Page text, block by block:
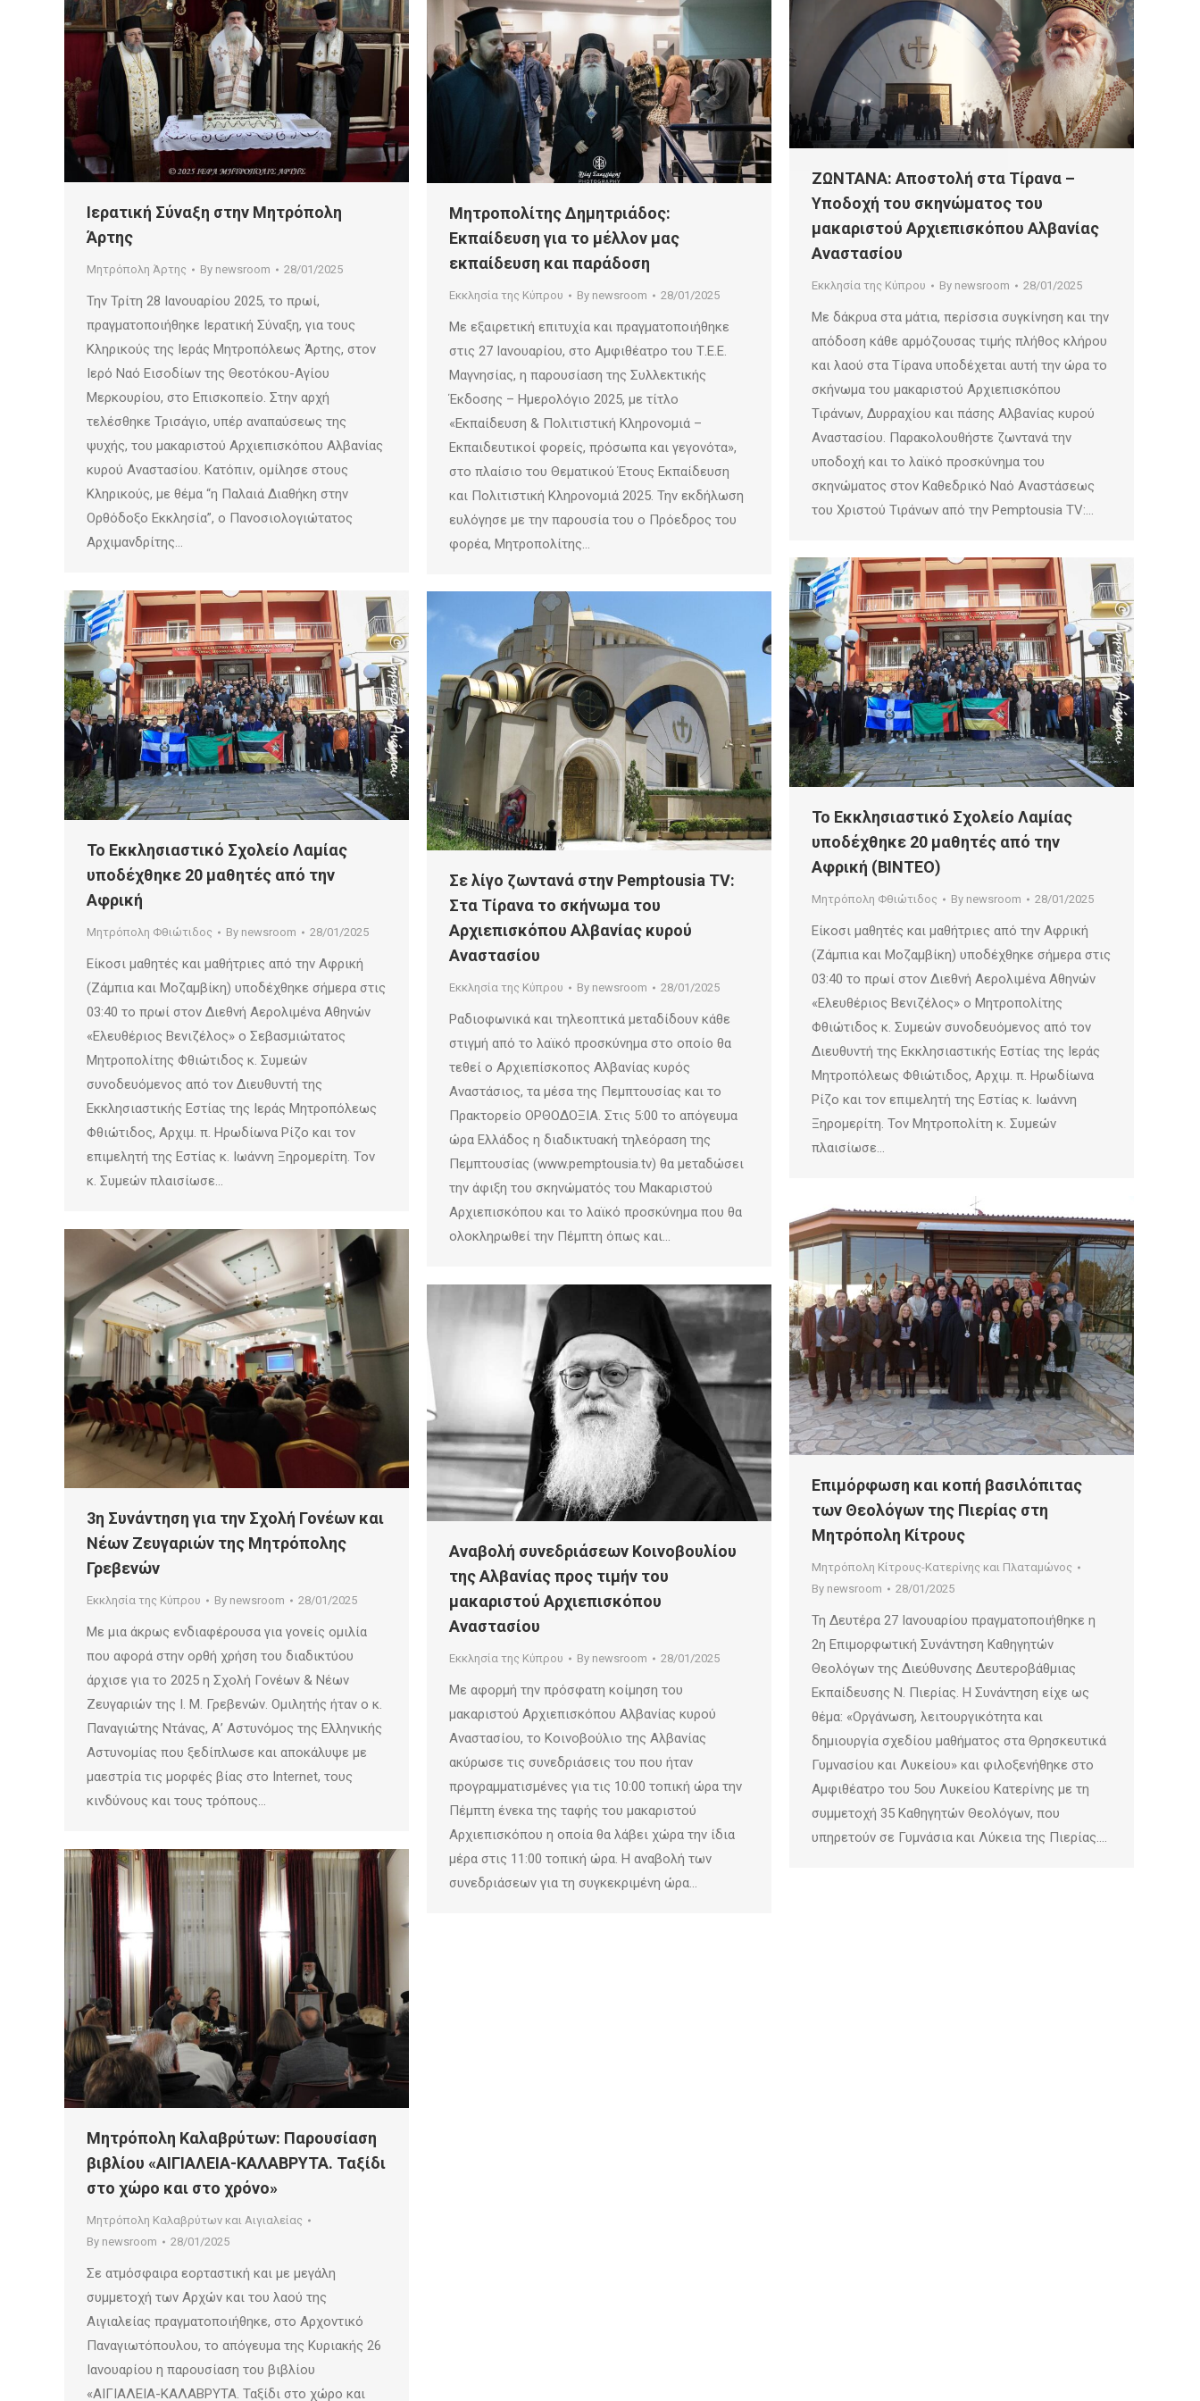
Ιερατική Σύναξη στην Μητρόπολη
Άρτης
Μητρόπολη Άρτης By newsroom 28/01/2025
Την Τρίτη 28 Ιανουαρίου 2025, το πρωί,
πραγματοποιήθηκε Ιερατική Σύναξη, για τους
Κληρικούς της Ιεράς Μητροπόλεως Άρτης, στον
Ιερό Ναό Εισοδίων της Θεοτόκου-Αγίου
Μερκουρίου, στο Επισκοπείο. Στην αρχή
τελέσθηκε Τρισάγιο, υπέρ αναπαύσεως της
ψυχής, του μακαριστού Αρχιεπισκόπου Αλβανίας
κυρού Αναστασίου. Κατόπιν, ομίλησε στους
Κληρικούς, με θέμα “η Παλαιά Διαθήκη στην
Ορθόδοξο Εκκλησία”, ο Πανοσιολογιώτατος
Αρχιμανδρίτης…
Μητροπολίτης Δημητριάδος:
Εκπαίδευση για το μέλλον μας
εκπαίδευση και παράδοση
Εκκλησία της Κύπρου By newsroom 28/01/2025
Με εξαιρετική επιτυχία και πραγματοποιήθηκε
στις 27 Ιανουαρίου, στο Αμφιθέατρο του Τ.Ε.Ε.
Μαγνησίας, η παρουσίαση της Συλλεκτικής
Έκδοσης – Ημερολόγιο 2025, με τίτλο
«Εκπαίδευση & Πολιτιστική Κληρονομιά –
Εκπαιδευτικοί φορείς, πρόσωπα και γεγονότα»,
στο πλαίσιο του Θεματικού Έτους Εκπαίδευση
και Πολιτιστική Κληρονομιά 2025. Την εκδήλωση
ευλόγησε με την παρουσία του ο Πρόεδρος του
φορέα, Μητροπολίτης…
ΖΩΝΤΑΝΑ: Αποστολή στα Τίρανα –
Υποδοχή του σκηνώματος του
μακαριστού Αρχιεπισκόπου Αλβανίας
Αναστασίου
Εκκλησία της Κύπρου By newsroom 28/01/2025
Με δάκρυα στα μάτια, περίσσια συγκίνηση και την
απόδοση κάθε αρμόζουσας τιμής πλήθος κλήρου
και λαού στα Τίρανα υποδέχεται αυτή την ώρα το
σκήνωμα του μακαριστού Αρχιεπισκόπου
Τιράνων, Δυρραχίου και πάσης Αλβανίας κυρού
Αναστασίου. Παρακολουθήστε ζωντανά την
υποδοχή και το λαϊκό προσκύνημα του
σκηνώματος στον Καθεδρικό Ναό Αναστάσεως
του Χριστού Τιράνων από την Pemptousia TV:…
Το Εκκλησιαστικό Σχολείο Λαμίας
υποδέχθηκε 20 μαθητές από την
Αφρική (ΒΙΝΤΕΟ)
Μητρόπολη Φθιώτιδος By newsroom 28/01/2025
Είκοσι μαθητές και μαθήτριες από την Αφρική
(Ζάμπια και Μοζαμβίκη) υποδέχθηκε σήμερα στις
03:40 το πρωί στον Διεθνή Αερολιμένα Αθηνών
«Ελευθέριος Βενιζέλος» ο Μητροπολίτης
Φθιώτιδος κ. Συμεών συνοδευόμενος από τον
Διευθυντή της Εκκλησιαστικής Εστίας της Ιεράς
Μητροπόλεως Φθιώτιδος, Αρχιμ. π. Ηρωδίωνα
Ρίζο και τον επιμελητή της Εστίας κ. Ιωάννη
Ξηρομερίτη. Τον Μητροπολίτη κ. Συμεών
πλαισίωσε…
Το Εκκλησιαστικό Σχολείο Λαμίας
υποδέχθηκε 20 μαθητές από την
Αφρική
Μητρόπολη Φθιώτιδος By newsroom 28/01/2025
Είκοσι μαθητές και μαθήτριες από την Αφρική
(Ζάμπια και Μοζαμβίκη) υποδέχθηκε σήμερα στις
03:40 το πρωί στον Διεθνή Αερολιμένα Αθηνών
«Ελευθέριος Βενιζέλος» ο Σεβασμιώτατος
Μητροπολίτης Φθιώτιδος κ. Συμεών
συνοδευόμενος από τον Διευθυντή της
Εκκλησιαστικής Εστίας της Ιεράς Μητροπόλεως
Φθιώτιδος, Αρχιμ. π. Ηρωδίωνα Ρίζο και τον
επιμελητή της Εστίας κ. Ιωάννη Ξηρομερίτη. Τον
κ. Συμεών πλαισίωσε…
Σε λίγο ζωντανά στην Pemptousia TV:
Στα Τίρανα το σκήνωμα του
Αρχιεπισκόπου Αλβανίας κυρού
Αναστασίου
Εκκλησία της Κύπρου By newsroom 28/01/2025
Ραδιοφωνικά και τηλεοπτικά μεταδίδουν κάθε
στιγμή από το λαϊκό προσκύνημα στο οποίο θα
τεθεί ο Αρχιεπίσκοπος Αλβανίας κυρός
Αναστάσιος, τα μέσα της Πεμπτουσίας και το
Πρακτορείο ΟΡΘΟΔΟΞΙΑ. Στις 5:00 το απόγευμα
ώρα Ελλάδος η διαδικτυακή τηλεόραση της
Πεμπτουσίας (www.pemptousia.tv) θα μεταδώσει
την άφιξη του σκηνώματός του Μακαριστού
Αρχιεπισκόπου και το λαϊκό προσκύνημα που θα
ολοκληρωθεί την Πέμπτη όπως και…
Επιμόρφωση και κοπή βασιλόπιτας
των Θεολόγων της Πιερίας στη
Μητρόπολη Κίτρους
Μητρόπολη Κίτρους-Κατερίνης και Πλαταμώνος
By newsroom 28/01/2025
Τη Δευτέρα 27 Ιανουαρίου πραγματοποιήθηκε η
2η Επιμορφωτική Συνάντηση Καθηγητών
Θεολόγων της Διεύθυνσης Δευτεροβάθμιας
Εκπαίδευσης Ν. Πιερίας. Η Συνάντηση είχε ως
θέμα: «Οργάνωση, λειτουργικότητα και
δημιουργία σχεδίου μαθήματος στα Θρησκευτικά
Γυμνασίου και Λυκείου» και φιλοξενήθηκε στο
Αμφιθέατρο του 5ου Λυκείου Κατερίνης με τη
συμμετοχή 35 Καθηγητών Θεολόγων, που
υπηρετούν σε Γυμνάσια και Λύκεια της Πιερίας.…
3η Συνάντηση για την Σχολή Γονέων και
Νέων Ζευγαριών της Μητρόπολης
Γρεβενών
Εκκλησία της Κύπρου By newsroom 28/01/2025
Με μια άκρως ενδιαφέρουσα για γονείς ομιλία
που αφορά στην ορθή χρήση του διαδικτύου
άρχισε για το 2025 η Σχολή Γονέων & Νέων
Ζευγαριών της Ι. Μ. Γρεβενών. Ομιλητής ήταν ο κ.
Παναγιώτης Ντάνας, Α’ Αστυνόμος της Ελληνικής
Αστυνομίας που ξεδίπλωσε και αποκάλυψε με
μαεστρία τις μορφές βίας στο Internet, τους
κινδύνους και τους τρόπους…
Αναβολή συνεδριάσεων Κοινοβουλίου
της Αλβανίας προς τιμήν του
μακαριστού Αρχιεπισκόπου
Αναστασίου
Εκκλησία της Κύπρου By newsroom 28/01/2025
Με αφορμή την πρόσφατη κοίμηση του
μακαριστού Αρχιεπισκόπου Αλβανίας κυρού
Αναστασίου, το Κοινοβούλιο της Αλβανίας
ακύρωσε τις συνεδριάσεις του που ήταν
προγραμματισμένες για τις 10:00 τοπική ώρα την
Πέμπτη ένεκα της ταφής του μακαριστού
Αρχιεπισκόπου η οποία θα λάβει χώρα την ίδια
μέρα στις 11:00 τοπική ώρα. Η αναβολή των
συνεδριάσεων για τη συγκεκριμένη ώρα…
Μητρόπολη Καλαβρύτων: Παρουσίαση
βιβλίου «ΑΙΓΙΑΛΕΙΑ-ΚΑΛΑΒΡΥΤΑ. Ταξίδι
στο χώρο και στο χρόνο»
Μητρόπολη Καλαβρύτων και Αιγιαλείας
By newsroom 28/01/2025
Σε ατμόσφαιρα εορταστική και με μεγάλη
συμμετοχή των Αρχών και του λαού της
Αιγιαλείας πραγματοποιήθηκε, στο Αρχοντικό
Παναγιωτόπουλου, το απόγευμα της Κυριακής 26
Ιανουαρίου η παρουσίαση του βιβλίου
«ΑΙΓΙΑΛΕΙΑ-ΚΑΛΑΒΡΥΤΑ. Ταξίδι στο χώρο και